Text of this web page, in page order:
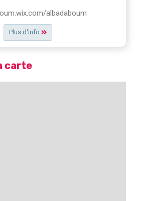
Plus d'info
albadaboum
carte